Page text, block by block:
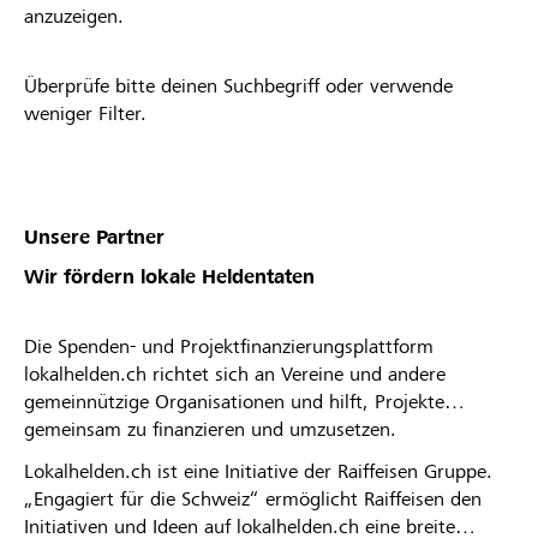
anzuzeigen.
Überprüfe bitte deinen Suchbegriff oder verwende
weniger Filter.
Unsere Partner
Wir fördern lokale Heldentaten
Die Spenden- und Projektfinanzierungsplattform
lokalhelden.ch richtet sich an Vereine und andere
gemeinnützige Organisationen und hilft, Projekte
gemeinsam zu finanzieren und umzusetzen.
Lokalhelden.ch ist eine Initiative der Raiffeisen Gruppe.
„Engagiert für die Schweiz“ ermöglicht Raiffeisen den
Initiativen und Ideen auf lokalhelden.ch eine breite